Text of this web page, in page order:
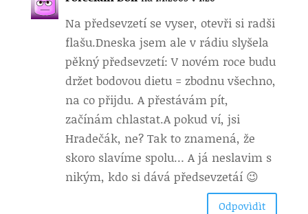
Na předsevzetí se vyser, otevři si radši
flašu.Dneska jsem ale v rádiu slyšela
pěkný předsevzetí: V novém roce budu
držet bodovou dietu = zbodnu všechno,
na co přijdu. A přestávám pít,
začínám chlastat.A pokud ví, jsi
Hradečák, ne? Tak to znamená, že
skoro slavíme spolu… A já neslavim s
nikým, kdo si dává předsevzetáí 😉
Odpovìdìt